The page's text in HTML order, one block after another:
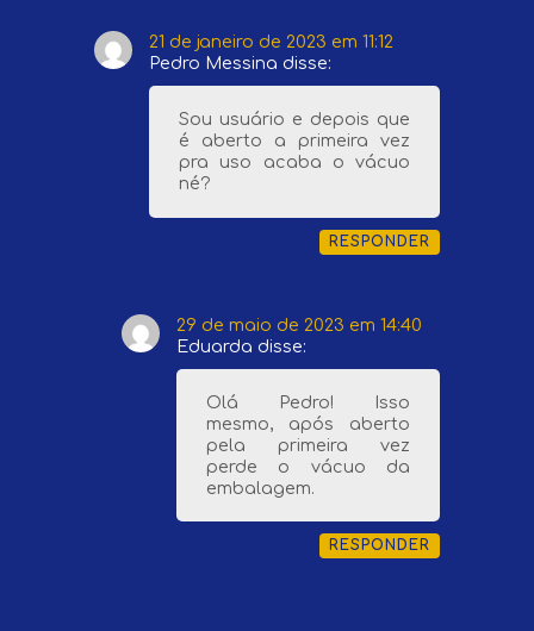
21 de janeiro de 2023 em 11:12
Pedro Messina disse:
Sou usuário e depois que
é aberto a primeira vez
pra uso acaba o vácuo
né?
RESPONDER
29 de maio de 2023 em 14:40
Eduarda disse:
Olá Pedro! Isso
mesmo, após aberto
pela primeira vez
perde o vácuo da
embalagem.
RESPONDER